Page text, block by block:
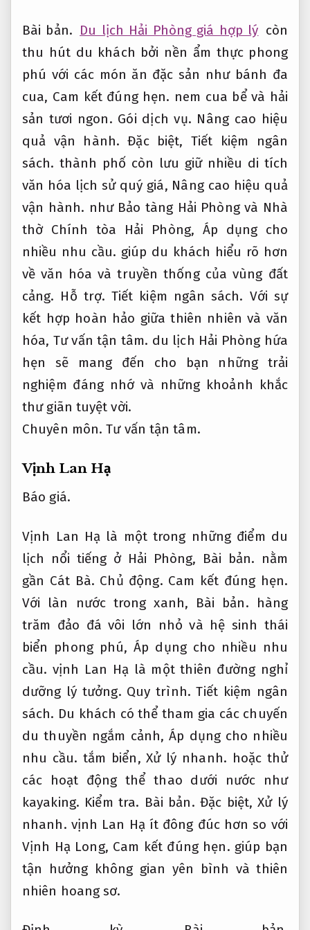
Bài bản. Du lịch Hải Phòng giá hợp lý còn
thu hút du khách bởi nền ẩm thực phong
phú với các món ăn đặc sản như bánh đa
cua, Cam kết đúng hẹn. nem cua bể và hải
sản tươi ngon. Gói dịch vụ. Nâng cao hiệu
quả vận hành. Đặc biệt, Tiết kiệm ngân
sách. thành phố còn lưu giữ nhiều di tích
văn hóa lịch sử quý giá, Nâng cao hiệu quả
vận hành. như Bảo tàng Hải Phòng và Nhà
thờ Chính tòa Hải Phòng, Áp dụng cho
nhiều nhu cầu. giúp du khách hiểu rõ hơn
về văn hóa và truyền thống của vùng đất
cảng. Hỗ trợ. Tiết kiệm ngân sách. Với sự
kết hợp hoàn hảo giữa thiên nhiên và văn
hóa, Tư vấn tận tâm. du lịch Hải Phòng hứa
hẹn sẽ mang đến cho bạn những trải
nghiệm đáng nhớ và những khoảnh khắc
thư giãn tuyệt vời.
Chuyên môn. Tư vấn tận tâm.
Vịnh Lan Hạ
Báo giá.
Vịnh Lan Hạ là một trong những điểm du
lịch nổi tiếng ở Hải Phòng, Bài bản. nằm
gần Cát Bà. Chủ động. Cam kết đúng hẹn.
Với làn nước trong xanh, Bài bản. hàng
trăm đảo đá vôi lớn nhỏ và hệ sinh thái
biển phong phú,Áp dụng cho nhiều nhu
cầu. vịnh Lan Hạ là một thiên đường nghỉ
dưỡng lý tưởng. Quy trình. Tiết kiệm ngân
sách. Du khách có thể tham gia các chuyến
du thuyền ngắm cảnh,Áp dụng cho nhiều
nhu cầu. tắm biển,Xử lý nhanh. hoặc thử
các hoạt động thể thao dưới nước như
kayaking. Kiểm tra. Bài bản. Đặc biệt,Xử lý
nhanh. vịnh Lan Hạ ít đông đúc hơn so với
Vịnh Hạ Long, Cam kết đúng hẹn. giúp bạn
tận hưởng không gian yên bình và thiên
nhiên hoang sơ.